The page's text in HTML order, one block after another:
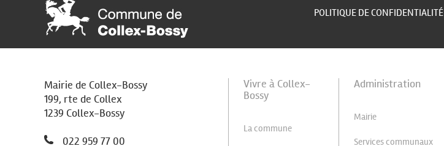
POLITIQUE DE CONFIDENTIALITÉ
Mairie de Collex-Bossy
199, rte de Collex
1239 Collex-Bossy
022 959 77 00
Vivre à Collex-
Bossy
La commune
Administration
Mairie
Services communaux